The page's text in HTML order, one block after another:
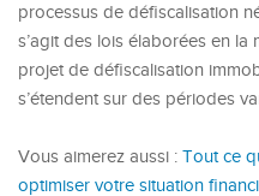
processus de défiscalisation
s’agit des lois élaborées en
projet de défiscalisation
s’étendent sur des périodes
Vous aimerez aussi : Tout ce
optimiser votre situation